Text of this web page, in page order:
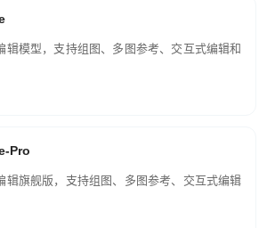
辑模型，支持组图、多图参考、交互式编辑和
Pro
辑旗舰版，支持组图、多图参考、交互式编辑